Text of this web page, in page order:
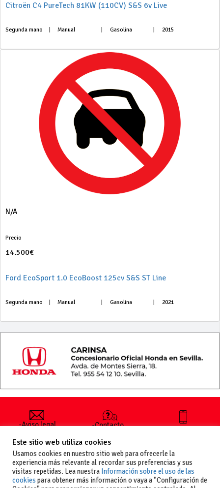
Citroën C4 PureTech 81KW (110CV) S&S 6v Live
Segunda mano Manual Gasolina 2015
N/A
Precio
14.500€
Ford EcoSport 1.0 EcoBoost 125cv S&S ST Line
Segunda mano Manual Gasolina 2021
-Aviso legal
generales
de uso
-Política de
privacidad
-Contacto
publicar un
anuncio
-Vende+
+34 627 35
Este sitio web utiliza cookies
Usamos cookies en nuestro sitio web para ofrecerle la
experiencia más relevante al recordar sus preferencias y sus
visitas repetidas. Lea nuestra Información sobre el uso de las
cookies para obtener más información o vaya a "Configuración de